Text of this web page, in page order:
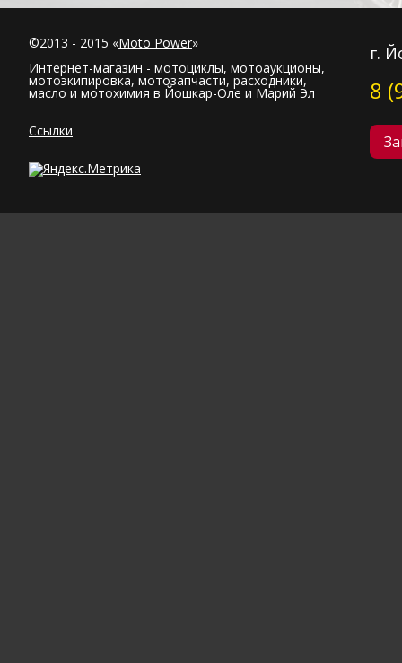
©2013 - 2015 «Moto Power»
Интернет-магазин - мотоциклы, мотоаукционы,
мотоэкипировка, мотозапчасти, расходники,
масло и мотохимия в Йошкар-Оле и Марий Эл
Ссылки
г.
8